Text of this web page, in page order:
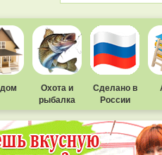
Охота и
рыбалка
Сделано в
России